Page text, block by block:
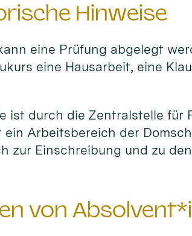
Hinweise
eine Prüfung abgelegt
eine Hausarbeit, eine
ist durch die Zentralstelle
Arbeitsbereich der
zur Einschreibung und zu
von